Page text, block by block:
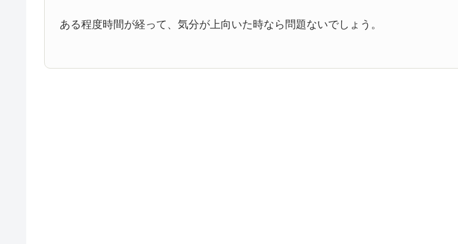
ある程度時間が経って、気分が上向いた時なら問題ないでしょう。